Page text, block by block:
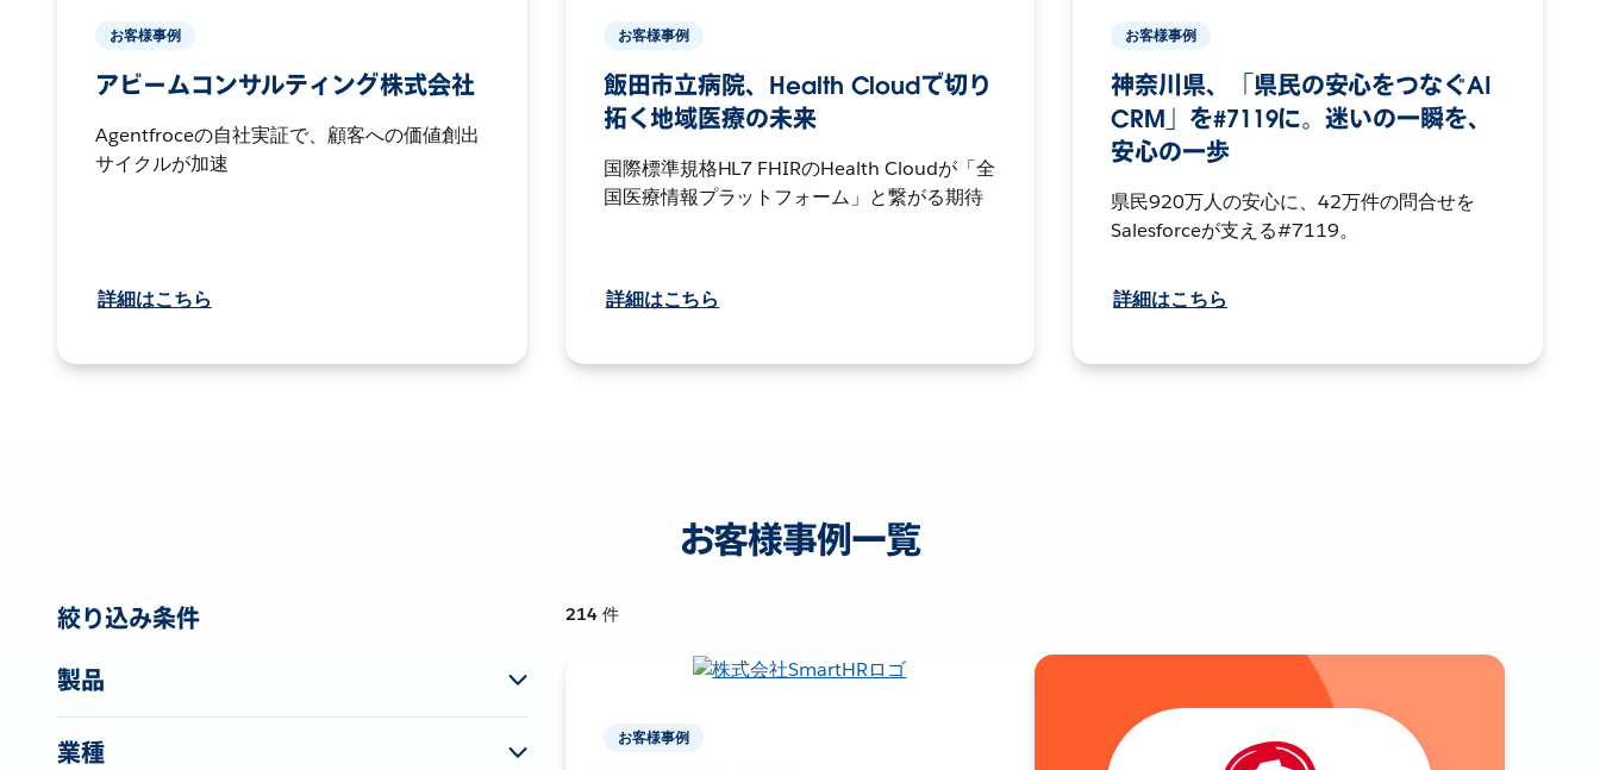
お客様事例
アビームコンサルティング株式会社
Agentfroceの自社実証で、顧客への価値創出
サイクルが加速
詳細はこちら
お客様事例
飯田市立病院、Health Cloudで切り
拓く地域医療の未来
国際標準規格HL7 FHIRのHealth Cloudが「全
国医療情報プラットフォーム」と繋がる期待
詳細はこちら
お客様事例
神奈川県、「県民の安心をつなぐAI
CRM」を#7119に。迷いの一瞬を、
安心の一歩
県民920万人の安心に、42万件の問合せを
Salesforceが支える#7119。
詳細はこちら
お客様事例一覧
絞り込み条件
製品
業種
214 件
お客様事例